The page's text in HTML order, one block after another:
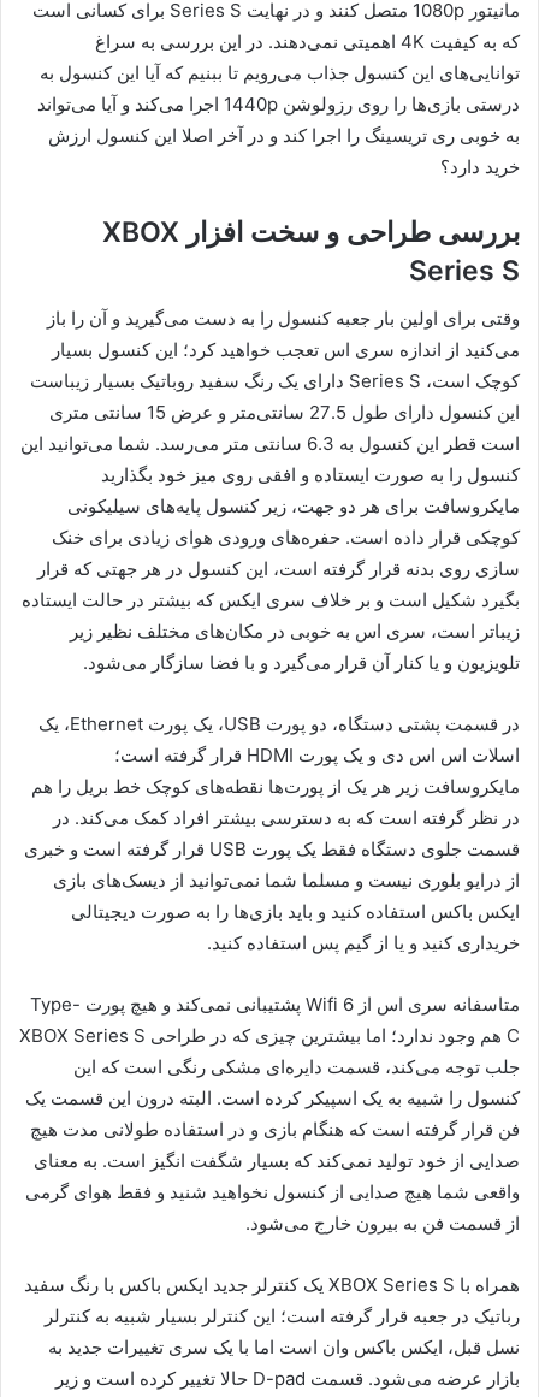
مانیتور 1080p متصل کنند و در نهایت Series S برای کسانی است
که به کیفیت 4K اهمیتی نمی‌دهند. در این بررسی به سراغ
توانایی‌های این کنسول جذاب می‌رویم تا ببنیم که آیا این کنسول به
درستی بازی‌ها را روی رزولوشن 1440p اجرا می‌کند و آیا می‌تواند
به خوبی ری تریسینگ را اجرا کند و در آخر اصلا این کنسول ارزش
خرید دارد؟
بررسی طراحی و سخت افزار XBOX
Series S
وقتی برای اولین بار جعبه کنسول را به دست می‌گیرید و آن را باز
می‌کنید از اندازه سری اس تعجب خواهید کرد‌؛ این کنسول بسیار
کوچک است، Series S دارای یک رنگ سفید روباتیک بسیار زیباست
این کنسول دارای طول 27.5 سانتی‌متر و عرض 15 سانتی متری
است قطر این کنسول به 6.3 سانتی متر می‌رسد. شما می‌توانید این
کنسول را به صورت ایستاده و افقی روی میز خود بگذارید
مایکروسافت برای هر دو جهت، زیر کنسول پایه‌های سیلیکونی
کوچکی قرار داده است. حفره‌های ورودی هوای زیادی برای خنک
سازی روی بدنه قرار گرفته است، این کنسول در هر جهتی که قرار
بگیرد شکیل است و بر خلاف سری ایکس که بیشتر در حالت ایستاده
زیبا‌تر است، سری اس به خوبی در مکان‌های مختلف نظیر زیر
تلویزیون و یا کنار آن قرار می‌گیرد و با فضا سازگار می‌شود.
در قسمت پشتی دستگاه، دو پورت USB، یک پورت Ethernet، یک
اسلات اس اس دی و یک پورت HDMI قرار گرفته است؛
مایکروسافت زیر هر یک از پورت‌ها نقطه‌های کوچک خط بریل را هم
در نظر گرفته است که به دسترسی بیشتر افراد کمک می‌کند. در
قسمت جلوی دستگاه فقط یک پورت USB قرار گرفته است و خبری
از درایو بلوری نیست و مسلما شما نمی‌توانید از دیسک‌های بازی
ایکس باکس استفاده کنید و باید بازی‌ها را به صورت دیجیتالی
خریداری کنید و یا از گیم پس استفاده کنید.
متاسفانه سری اس از Wifi 6 پشتیبانی نمی‌کند و هیچ پورت Type-
C هم وجود ندارد؛ اما بیشترین چیزی که در طراحی XBOX Series S
جلب توجه می‌کند، قسمت دایره‌ای مشکی رنگی است که این
کنسول را شبیه به یک اسپیکر کرده است. البته درون این قسمت یک
فن قرار گرفته است که هنگام بازی و در استفاده طولانی مدت هیچ
صدایی از خود تولید نمی‌کند که بسیار شگفت انگیز است. به معنای
واقعی شما هیچ صدایی از کنسول نخواهید شنید و فقط هوای گرمی
از قسمت فن به بیرون خارج می‌شود.
همراه با XBOX Series S یک کنترلر جدید ایکس باکس با رنگ سفید
رباتیک در جعبه قرار گرفته است؛ این کنترلر بسیار شبیه به کنترلر
نسل قبل، ایکس باکس وان است اما با یک سری تغییرات جدید به
بازار عرضه می‌شود. قسمت D-pad حالا تغییر کرده است و زیر